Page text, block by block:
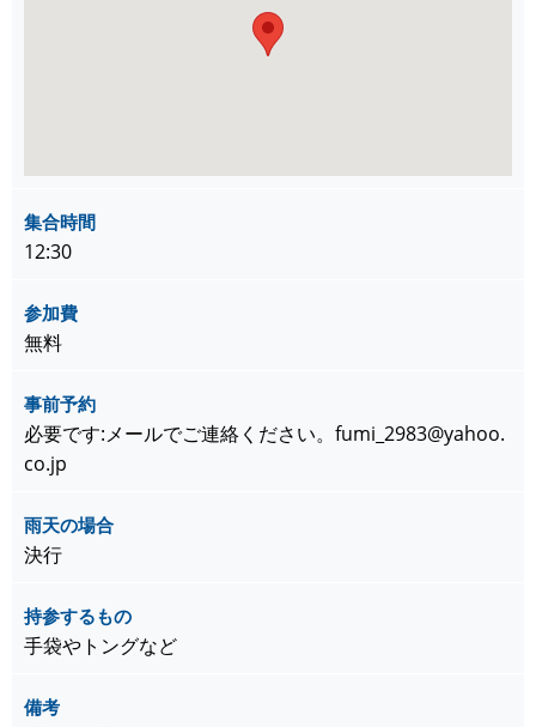
集合時間
12:30
参加費
無料
事前予約
必要です:メールでご連絡ください。fumi_2983@yahoo.
co.jp
雨天の場合
決行
持参するもの
手袋やトングなど
備考